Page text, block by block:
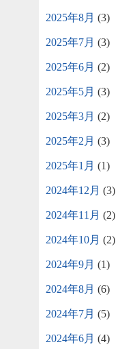
2025年8月 (3)
2025年7月 (3)
2025年6月 (2)
2025年5月 (3)
2025年3月 (2)
2025年2月 (3)
2025年1月 (1)
2024年12月 (3)
2024年11月 (2)
2024年10月 (2)
2024年9月 (1)
2024年8月 (6)
2024年7月 (5)
2024年6月 (4)